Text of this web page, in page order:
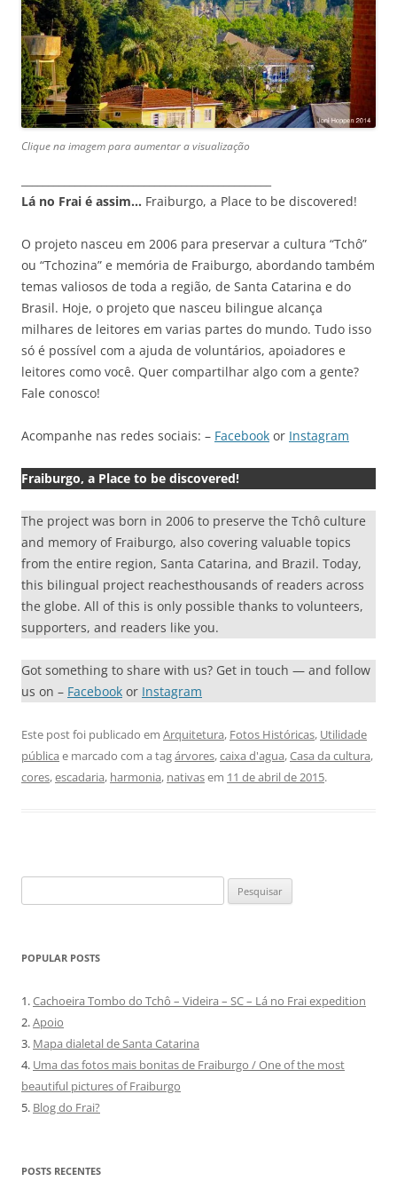
Clique na imagem para aumentar a visualização
Lá no Frai é assim… Fraiburgo, a Place to be discovered!
O projeto nasceu em 2006 para preservar a cultura “Tchô”
ou “Tchozina” e memória de Fraiburgo, abordando também
temas valiosos de toda a região, de Santa Catarina e do
Brasil. Hoje, o projeto que nasceu bilingue alcança
milhares de leitores em varias partes do mundo. Tudo isso
só é possível com a ajuda de voluntários, apoiadores e
leitores como você. Quer compartilhar algo com a gente?
Fale conosco!
Acompanhe nas redes sociais: – Facebook or Instagram
Fraiburgo, a Place to be discovered!
The project was born in 2006 to preserve the Tchô culture
and memory of Fraiburgo, also covering valuable topics
from the entire region, Santa Catarina, and Brazil. Today,
this bilingual project reachesthousands of readers across
the globe. All of this is only possible thanks to volunteers,
supporters, and readers like you.
Got something to share with us? Get in touch — and follow
us on – Facebook or Instagram
Este post foi publicado em Arquitetura, Fotos Históricas, Utilidade
pública e marcado com a tagárvores,caixa d'agua,Casa da cultura,
cores,escadaria, harmonia, nativasem 11 de abril de 2015.
por:
POPULAR POSTS
1.Cachoeira Tombo do Tchô – Videira – SC – Lá no Frai expedition
2.Apoio
3. Mapa dialetal de Santa Catarina
4. Uma das fotos mais bonitas de Fraiburgo / One of the most
beautiful pictures of Fraiburgo
5. Blog do Frai?
POSTS RECENTES